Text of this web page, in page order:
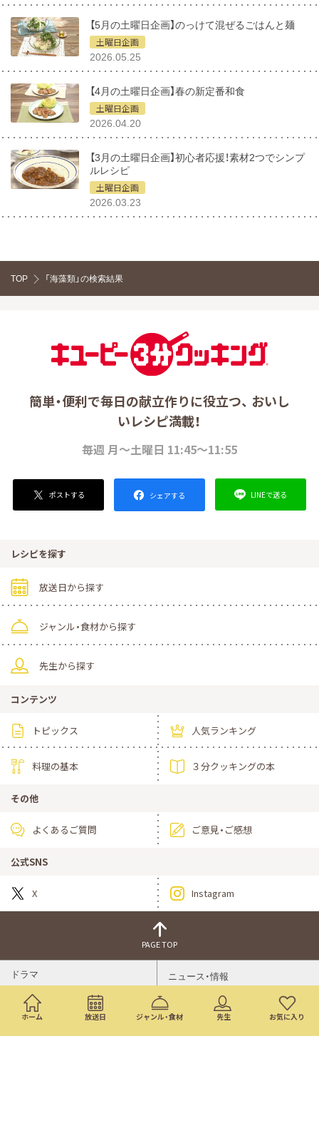
ホーム 放送日 ジャンル・食材 先生 お気に入り
【5月の土曜日企画】のっけて混ぜるごはんと麺
土曜日企画
2026.05.25
【4月の土曜日企画】春の新定番和食
土曜日企画
2026.04.20
【3月の土曜日企画】初心者応援！素材2つでシンプ
ルレシピ
土曜日企画
2026.03.23
TOP 「海藻類」の検索結果
簡単・便利で毎日の献立作りに役立つ、 おいし
いレシピ満載！
毎週 月～土曜日 11:45～11:55
ポストする シェアする LINEで送る
レシピを探す
放送日から探す
ジャンル・食材から探す
先生から探す
コンテンツ
トピックス 人気ランキング
料理の基本 ３分クッキングの本
その他
よくあるご質問 ご意見・ご感想
公式SNS
X Instagram
PAGE TOP
ドラマ ニュース・情報
バラエティ・音楽 映画
スポーツ アニメ